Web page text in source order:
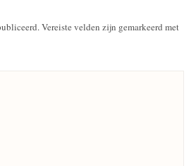
Vereiste velden zijn gemarkeerd met